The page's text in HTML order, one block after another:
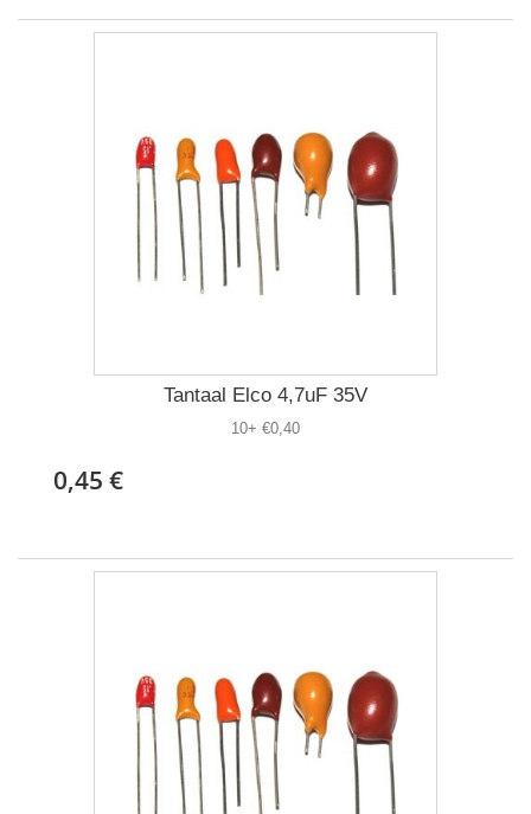
Tantaal Elco 4,7uF 35V
10+ €0,40
0,45 €